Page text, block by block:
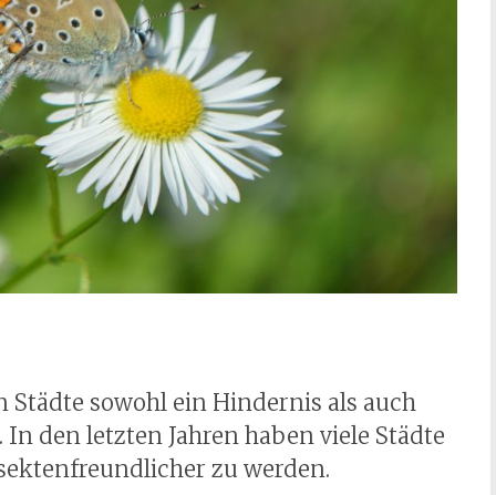
sowohl ein Hindernis als auch
den letzten Jahren haben viele Städte
zu werden.